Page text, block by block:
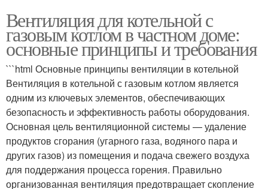
Вентиляция для котельной с
газовым котлом в частном доме:
основные принципы и требования
```html Основные принципы вентиляции в котельной
Вентиляция в котельной с газовым котлом является
одним из ключевых элементов, обеспечивающих
безопасность и эффективность работы оборудования.
Основная цель вентиляционной системы — удаление
продуктов сгорания (угарного газа, водяного пара и
других газов) из помещения и подача свежего воздуха
для поддержания процесса горения. Правильно
организованная вентиляция предотвращает скопление